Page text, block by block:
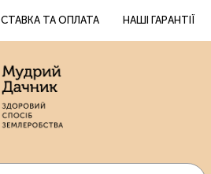
ТА ОПЛАТА НАШІ ГАРАНТІЇ